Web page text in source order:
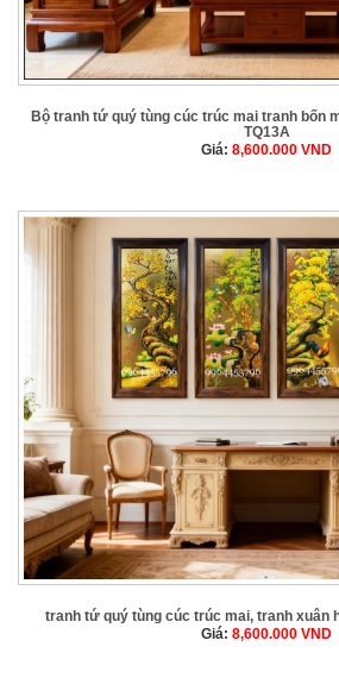
Bộ tranh tứ quý tùng cúc trúc mai tranh bốn
TQ13A
Giá: 8,600.000 VND
tranh tứ quý tùng cúc trúc mai, tranh xuân
Giá: 8,600.000 VND